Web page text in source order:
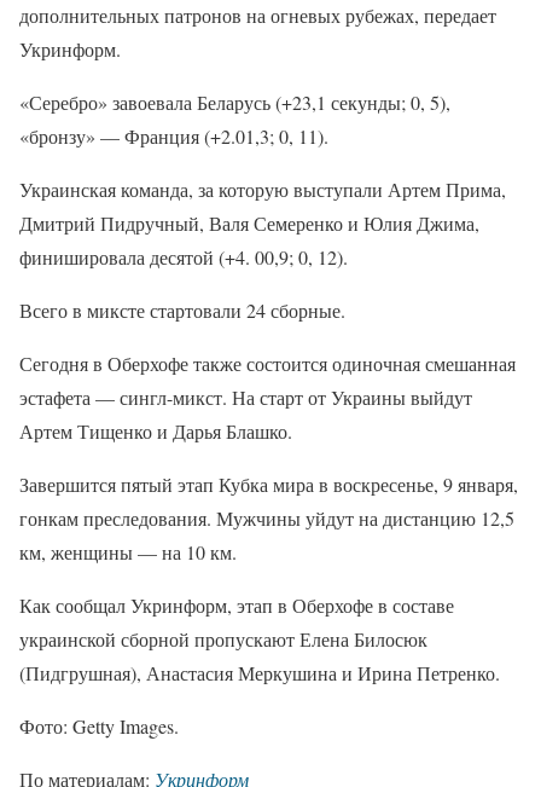
дополнительных патронов на огневых рубежах, передает
Укринформ.
«Серебро» завоевала Беларусь (+23,1 секунды; 0, 5),
«бронзу» — Франция (+2.01,3; 0, 11).
Украинская команда, за которую выступали Артем Прима,
Дмитрий Пидручный, Валя Семеренко и Юлия Джима,
финишировала десятой (+4. 00,9; 0, 12).
Всего в миксте стартовали 24 сборные.
Сегодня в Оберхофе также состоится одиночная смешанная
эстафета — сингл-микст. На старт от Украины выйдут
Артем Тищенко и Дарья Блашко.
Завершится пятый этап Кубка мира в воскресенье, 9 января,
гонкам преследования. Мужчины уйдут на дистанцию ​​12,5
км, женщины — на 10 км.
Как сообщал Укринформ, этап в Оберхофе в составе
украинской сборной пропускают Елена Билосюк
(Пидгрушная), Анастасия Меркушина и Ирина Петренко.
Фото: Getty Images.
По материалам: Укринформ